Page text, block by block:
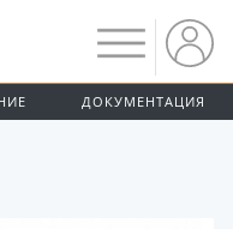
ДОКУМЕНТАЦИЯ